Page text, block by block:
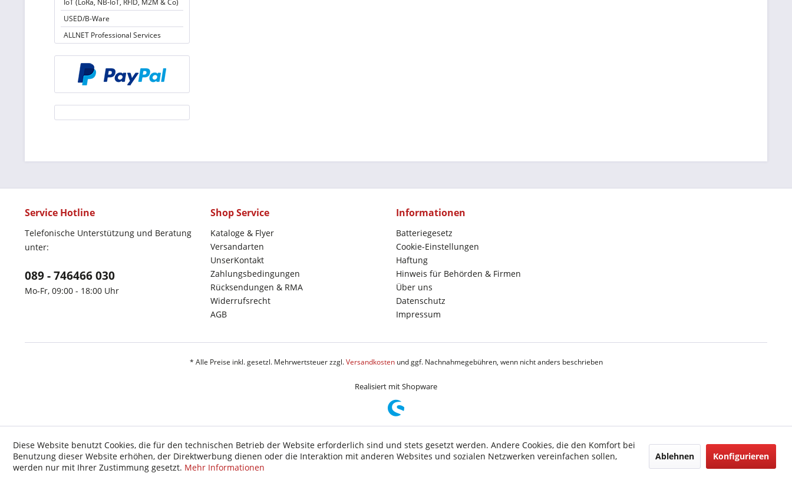
IoT (LoRa, NB-IoT, RFID, M2M & Co)
USED/B-Ware
ALLNET Professional Services
Service Hotline
Telefonische Unterstützung und Beratung
unter:
089 - 746466 030
Mo-Fr, 09:00 - 18:00 Uhr
Shop Service
Kataloge & Flyer
Versandarten
UnserKontakt
Zahlungsbedingungen
Rücksendungen & RMA
Widerrufsrecht
AGB
Informationen
Batteriegesetz
Cookie-Einstellungen
Haftung
Hinweis für Behörden & Firmen
Über uns
Datenschutz
Impressum
* Alle Preise inkl. gesetzl. Mehrwertsteuer zzgl.Versandkostenund ggf. Nachnahmegebühren, wenn nicht anders beschrieben
Realisiert mit Shopware
Diese Website benutzt Cookies, die für den technischen Betrieb der Website erforderlich sind und stets gesetzt werden. Andere Cookies, die den Komfort bei
Benutzung dieser Website erhöhen, der Direktwerbung dienen oder die Interaktion mit anderen Websites und sozialen Netzwerken vereinfachen sollen,
werden nur mit Ihrer Zustimmung gesetzt. Mehr Informationen
Ablehnen Konfigurieren